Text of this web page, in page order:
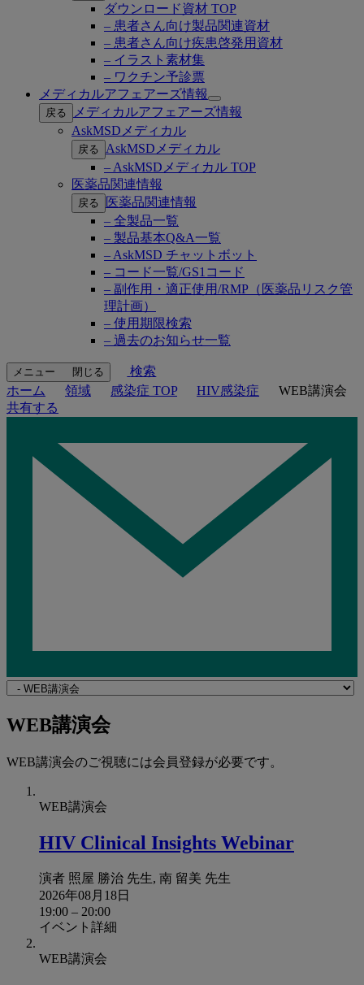
ダウンロード資材 TOP
– 患者さん向け製品関連資材
– 患者さん向け疾患啓発用資材
– イラスト素材集
– ワクチン予診票
メディカルアフェアーズ情報
Open
submenu
戻る
メディカルアフェアーズ情報
AskMSDメディカル
戻る
AskMSDメディカル
– AskMSDメディカル TOP
医薬品関連情報
戻る
医薬品関連情報
– 全製品一覧
– 製品基本Q&A一覧
– AskMSD チャットボット
– コード一覧/GS1コード
– 副作用・適正使用/RMP（医薬品リスク管
理計画）
– 使用期限検索
– 過去のお知らせ一覧
メニュー 閉じる
検索
ホーム
領域 感染症 TOP HIV感染症
WEB講演会
共有する
Navigate
関
連
ー
WEB講演会
WEB講演会のご視聴には会員登録が必要です。
WEB講演会
HIV Clinical Insights Webinar
演者 照屋 勝治 先生, 南 留美 先生
2026年08月18日
19:00 – 20:00
イベント詳細
WEB講演会